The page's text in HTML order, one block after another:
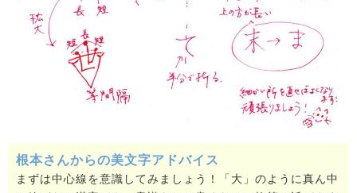
根本さんからの美文字アドバイス
まずは中心線を意識してみましょう！「大」のように真ん中